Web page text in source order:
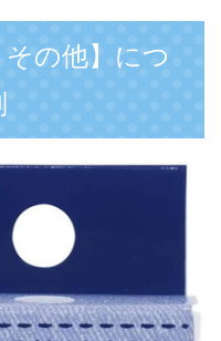
の他】につ